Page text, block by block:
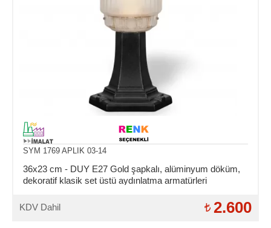
SYM 1769 APLIK 03-14
36x23 cm - DUY E27 Gold şapkalı, alüminyum döküm,
dekoratif klasik set üstü aydınlatma armatürleri
KDV Dahil 2.600